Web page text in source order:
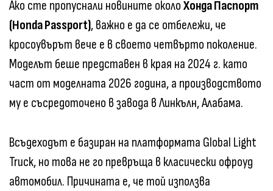
Ако сте пропуснали новините околоХонда Паспорт
(Honda Passport), важно е да се отбележи, че
кросоувърът вече е в своето четвърто поколение.
Моделът беше представен в края на 2024 г. като
част от моделната 2026 година, а производството
му е съсредоточено в завода в Линкълн, Алабама.
Всъдеходът е базиран на платформата Global Light
Truck, но това не го превръща в класически офроуд
автомобил. Причината е, че той използва